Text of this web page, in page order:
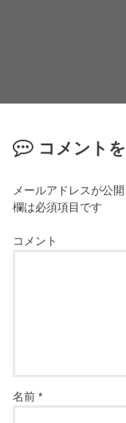
コメント
メールアドレスが公
欄は必須項目です
コメント
名前*